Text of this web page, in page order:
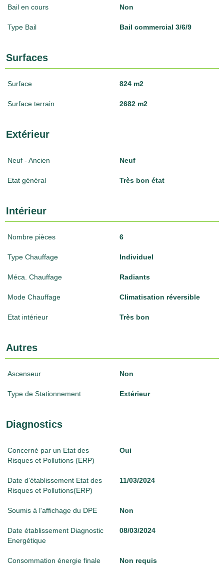
Bail en cours Non
Type Bail Bail commercial 3/6/9
Surfaces
Surface 824 m2
Surface terrain 2682 m2
Extérieur
Neuf - Ancien Neuf
Etat général Très bon état
Intérieur
Nombre pièces 6
Type Chauffage Individuel
Méca. Chauffage Radiants
Mode Chauffage Climatisation réversible
Etat intérieur Très bon
Autres
Ascenseur Non
Type de Stationnement Extérieur
Diagnostics
Concerné par un Etat des
Risques et Pollutions (ERP)
Oui
Date d'établissement Etat des
Risques et Pollutions(ERP)
11/03/2024
Soumis à l'affichage du DPE Non
Date établissement Diagnostic
Energétique
08/03/2024
Consommation énergie finale Non requis